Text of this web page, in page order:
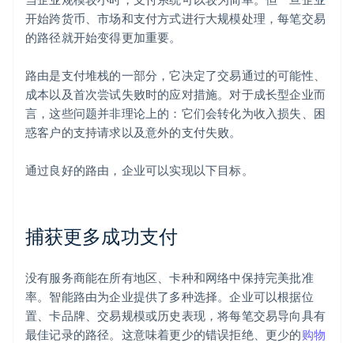
开始跨货币、市场和支付方式进行大规模处理，每笔交易
的路径就开始变得更加重要。
路由是支付堆栈的一部分，它决定了交易通过的可能性、
成本以及首次尝试失败时的应对措施。对于成长型企业而
言，这些问题并非理论上的：它们会转化为收入损失、困
惑客户的支持请求以及意外的支付失败。
通过良好的路由，企业可以实现以下目标。
捕获更多成功支付
没有服务商能在所有地区、卡种和网络中保持完美批准
率。智能路由为企业提供了多种选择。企业可以根据位
置、卡品牌、交易规模或历史表现，将每笔交易导向具有
最佳记录的路径。这意味着更少的错误拒绝、更少的购物